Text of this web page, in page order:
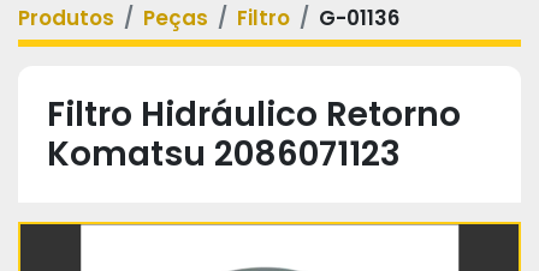
Produtos Peças Filtro G-01136
Filtro Hidráulico Retorno
Komatsu 2086071123